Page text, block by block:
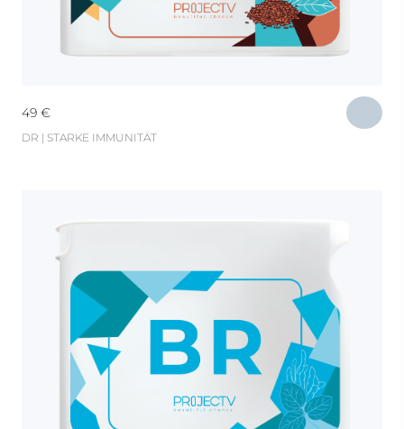
49 €
DR | STARKE IMMUNITÄT